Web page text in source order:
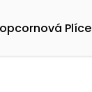
Plíce